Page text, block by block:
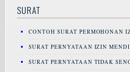
SURAT
CONTOH SURAT
SURAT PERNYATAAN IZIN
SURAT PERNYATAAN TIDAK